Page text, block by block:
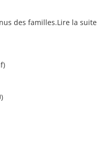
des familles.Lire la suite